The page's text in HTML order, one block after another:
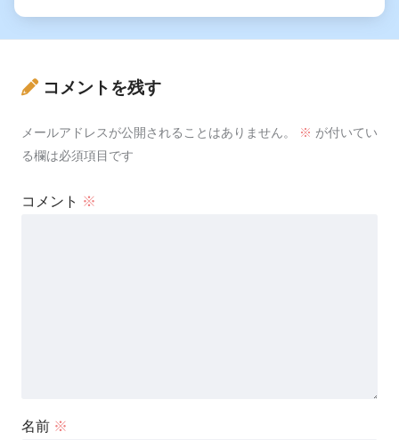
コメントを残す
メールアドレスが公開されることはありません。 ※ が付いてい
る欄は必須項目です
コメント ※
名前 ※